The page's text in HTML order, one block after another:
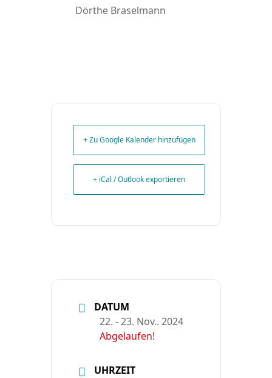
Dörthe Braselmann
+ Zu Google Kalender hinzufügen
+ iCal / Outlook exportieren
DATUM
22. - 23. Nov.. 2024
Abgelaufen!
UHRZEIT